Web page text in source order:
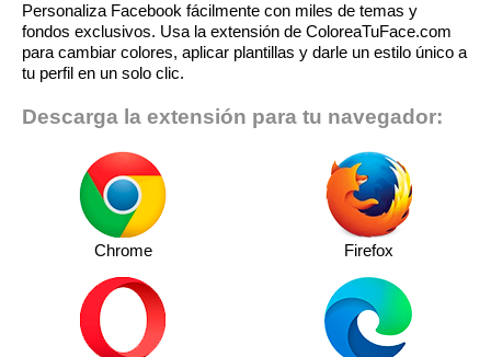
Personaliza Facebook fácilmente con miles de temas y
fondos exclusivos. Usa la extensión de ColoreaTuFace.com
para cambiar colores, aplicar plantillas y darle un estilo único a
tu perfil en un solo clic.
Descarga la extensión para tu navegador:
Chrome Firefox